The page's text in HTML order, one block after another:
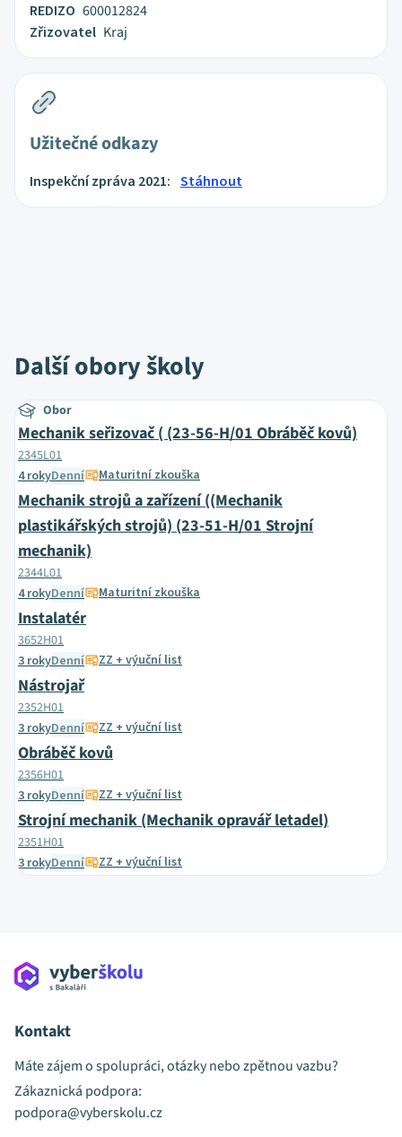
REDIZO 600012824
Zřizovatel Kraj
Užitečné odkazy
Inspekční zpráva 2021: Stáhnout
Další obory školy
Obor
Mechanik seřizovač ( (23-56-H/01 Obráběč kovů)
2345L01
4 rokyDenní Maturitní zkouška
Mechanik strojů a zařízení ((Mechanik
plastikářských strojů) (23-51-H/01 Strojní
mechanik)
2344L01
4 rokyDenní Maturitní zkouška
Instalatér
3652H01
3 rokyDenní ZZ + výuční list
Nástrojař
2352H01
3 rokyDenní ZZ + výuční list
Obráběč kovů
2356H01
3 rokyDenní ZZ + výuční list
Strojní mechanik (Mechanik opravář letadel)
2351H01
3 rokyDenní ZZ + výuční list
Kontakt
Máte zájem o spolupráci, otázky nebo zpětnou vazbu?
Zákaznická podpora:
podpora@vyberskolu.cz